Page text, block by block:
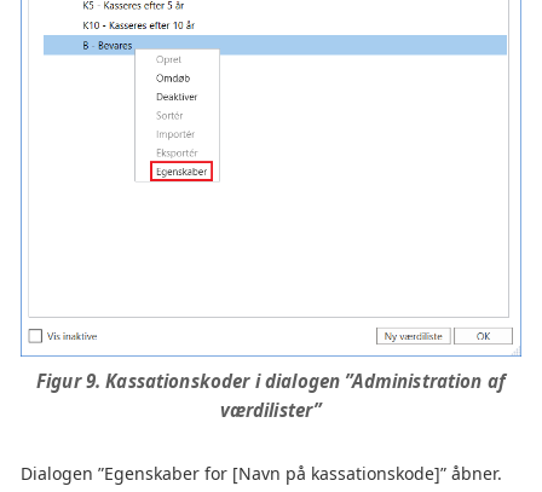
Figur 9. Kassationskoder i dialogen ”Administration af
værdilister”
Dialogen ”Egenskaber for [Navn på kassationskode]” åbner.